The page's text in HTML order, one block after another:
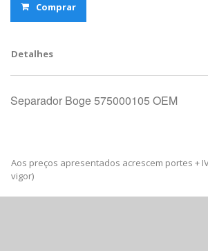
Comprar
Detalhes
Separador Boge 575000105 OEM
Aos preços apresentados acrescem portes +
vigor)